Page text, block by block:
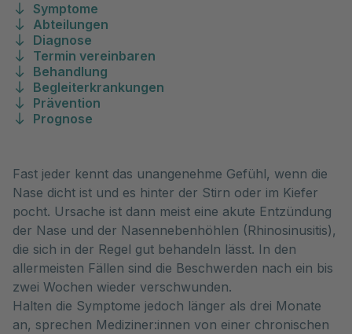
Symptome
Abteilungen
Diagnose
Termin vereinbaren
Behandlung
Begleiterkrankungen
Prävention
Prognose
Fast jeder kennt das unangenehme Gefühl, wenn die
Nase dicht ist und es hinter der Stirn oder im Kiefer
pocht. Ursache ist dann meist eine akute Entzündung
der Nase und der Nasennebenhöhlen (Rhinosinusitis),
die sich in der Regel gut behandeln lässt. In den
allermeisten Fällen sind die Beschwerden nach ein bis
zwei Wochen wieder verschwunden.
Halten die Symptome jedoch länger als drei Monate
an, sprechen Mediziner:innen von einer chronischen